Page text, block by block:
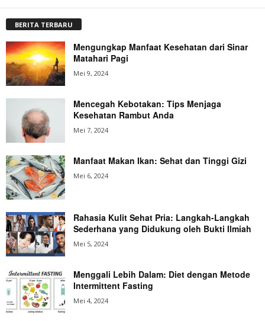
BERITA TERBARU
Mengungkap Manfaat Kesehatan dari Sinar
Matahari Pagi
Mei 9, 2024
Mencegah Kebotakan: Tips Menjaga
Kesehatan Rambut Anda
Mei 7, 2024
Manfaat Makan Ikan: Sehat dan Tinggi Gizi
Mei 6, 2024
Rahasia Kulit Sehat Pria: Langkah-Langkah
Sederhana yang Didukung oleh Bukti Ilmiah
Mei 5, 2024
Menggali Lebih Dalam: Diet dengan Metode
Intermittent Fasting
Mei 4, 2024